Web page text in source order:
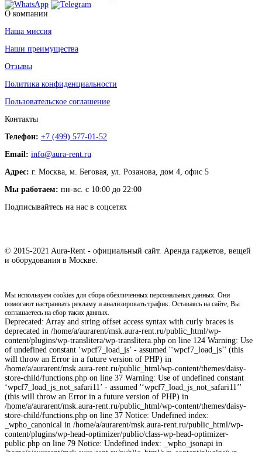
О компании
Наша миссия
Наши преимущества
Отзывы
Политика конфиденциальности
Пользовательское соглашение
Контакты
Телефон: +7 (499) 577-01-52
Email: info@aura-rent.ru
Адрес: г. Москва, м. Беговая, ул. Розанова, дом 4, офис 5
Мы работаем: пн-вс. с 10:00 до 22:00
Подписывайтесь на нас в соцсетях
© 2015-2021 Aura-Rent - официальный сайт. Аренда гаджетов, вещей
и оборудования в Москве.
Мы используем cookies для сбора обезличенных персональных данных. Они
помогают настраивать рекламу и анализировать трафик. Оставаясь на сайте, Вы
соглашаетесь на сбор таких данных.
Deprecated: Array and string offset access syntax with curly braces is
deprecated in /home/a/aurarent/msk.aura-rent.ru/public_html/wp-
content/plugins/wp-translitera/wp-translitera.php on line 124 Warning: Use
of undefined constant ‘wpcf7_load_js’ - assumed '‘wpcf7_load_js’' (this
will throw an Error in a future version of PHP) in
/home/a/aurarent/msk.aura-rent.ru/public_html/wp-content/themes/daisy-
store-child/functions.php on line 37 Warning: Use of undefined constant
‘wpcf7_load_js_not_safari11’ - assumed '‘wpcf7_load_js_not_safari11’'
(this will throw an Error in a future version of PHP) in
/home/a/aurarent/msk.aura-rent.ru/public_html/wp-content/themes/daisy-
store-child/functions.php on line 37 Notice: Undefined index:
_wpho_canonical in /home/a/aurarent/msk.aura-rent.ru/public_html/wp-
content/plugins/wp-head-optimizer/public/class-wp-head-optimizer-
public.php on line 79 Notice: Undefined index: _wpho_jsonapi in